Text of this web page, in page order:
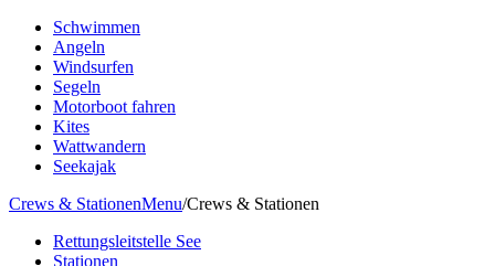
Schwimmen
Angeln
Windsurfen
Segeln
Motorboot fahren
Kites
Wattwandern
Seekajak
Crews & StationenMenu/Crews & Stationen
Rettungsleitstelle See
Stationen